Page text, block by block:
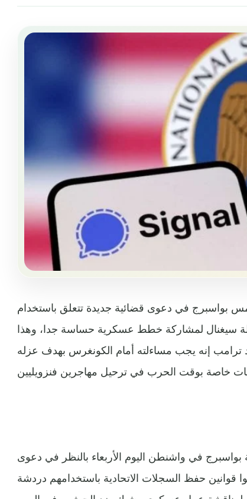
بواسبرج في دعوى قضائية جديدة تتعلق باستخدام
سيغنال لمشاركة خطط عسكرية حساسة جدا، وهذا
ترامب إنه يجب مساءلته أمام الكونغرس بهدف عزله
في واشنطن اليوم الأربعاء بالنظر في دعوى
قوانين حفظ السجلات الاتحادية باستخدامهم دردشة